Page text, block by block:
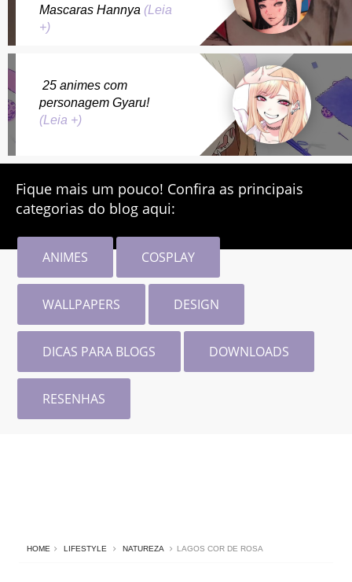
Mascaras Hannya (Leia
+)
25 animes com
personagem Gyaru!
(Leia +)
Fique mais um pouco! Confira as principais
categorias do blog aqui:
ANIMES COSPLAY
WALLPAPERS DESIGN
DICAS PARA BLOGS DOWNLOADS
RESENHAS
HOME LIFESTYLE NATUREZA LAGOS COR DE ROSA